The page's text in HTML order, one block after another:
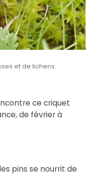
et de lichens.
ce criquet
de février à
pins se nourrit de